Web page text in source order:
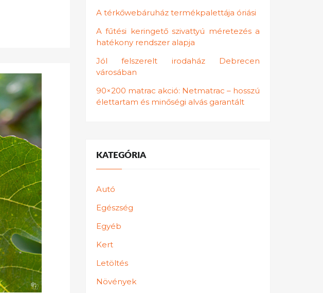
A térkőwebáruház termékpalettája óriási
A fűtési keringető szivattyú méretezés a
hatékony rendszer alapja
Jól felszerelt irodaház Debrecen
városában
90×200 matrac akció: Netmatrac – hosszú
élettartam és minőségi alvás garantált
KATEGÓRIA
Autó
Egészség
Egyéb
Kert
Letöltés
Növények